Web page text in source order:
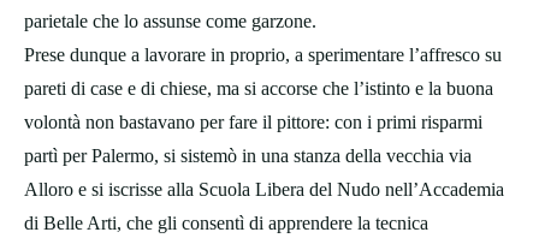
parietale che lo assunse come garzone.
Prese dunque a lavorare in proprio, a sperimentare l’affresco su
pareti di case e di chiese, ma si accorse che l’istinto e la buona
volontà non bastavano per fare il pittore: con i primi risparmi
partì per Palermo, si sistemò in una stanza della vecchia via
Alloro e si iscrisse alla Scuola Libera del Nudo nell’Accademia
di Belle Arti, che gli consentì di apprendere la tecnica